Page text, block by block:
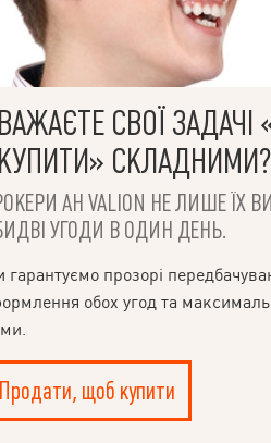
СВОЇ ЗАДАЧІ
СКЛАДНИМИ?
АН VALION НЕ ЛИШЕ ЇХ
УГОДИ В ОДИН ДЕНЬ.
гарантуємо прозорі
обох угод та
Продати, щоб купити